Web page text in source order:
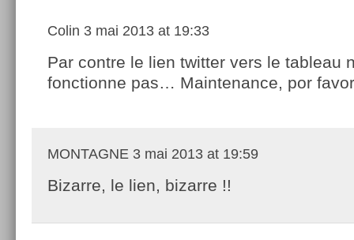
Colin 3 mai 2013 at 19:33
Par contre le lien twitter vers le tableau
fonctionne pas… Maintenance, por
MONTAGNE 3 mai 2013 at 19:59
Bizarre, le lien, bizarre !!